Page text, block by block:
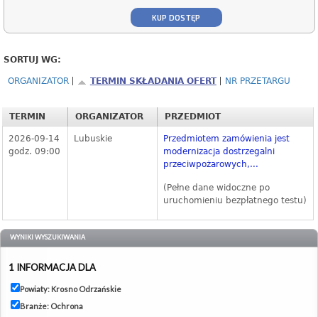
KUP DOSTĘP
SORTUJ WG:
ORGANIZATOR TERMIN SKŁADANIA OFERT NR PRZETARGU
TERMIN ORGANIZATOR PRZEDMIOT
2026-09-14
godz. 09:00
Lubuskie
Przedmiotem zamówienia jest
modernizacja dostrzegalni
przeciwpożarowych,...
(Pełne dane widoczne po
uruchomieniu bezpłatnego testu)
WYNIKI WYSZUKIWANIA
1 INFORMACJA DLA
Powiaty: Krosno Odrzańskie
Branże: Ochrona